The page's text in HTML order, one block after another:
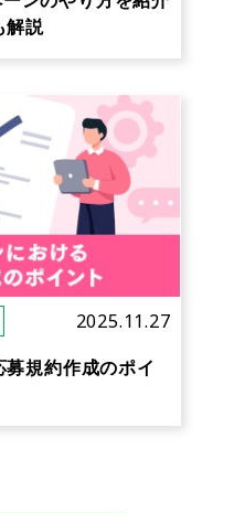
解説
2025.11.27
規約作成のポイ